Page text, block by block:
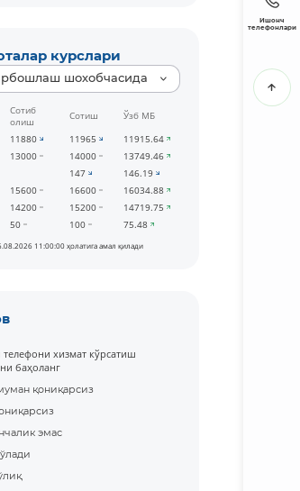
курслари
шохобчасида
Сотиб
олиш
Сотиш
Ўзб МБ
11880 11965
11915.64
13000 14000
13749.46
147
146.19
15600 16600
16034.88
14200 15200
14719.75
50 100 75.48
11:00:00 ҳолатига амал қилади
хизмат кўрсатиш
баҳоланг
қониқарсиз
эмас
Ишонч
телефонлари